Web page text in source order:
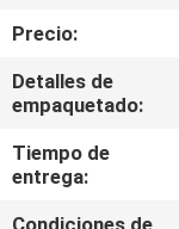
FÁBRICA
CONTROL
DE
CALIDAD
Precio:
Detalles de
empaquetado:
Tiempo de
entrega: